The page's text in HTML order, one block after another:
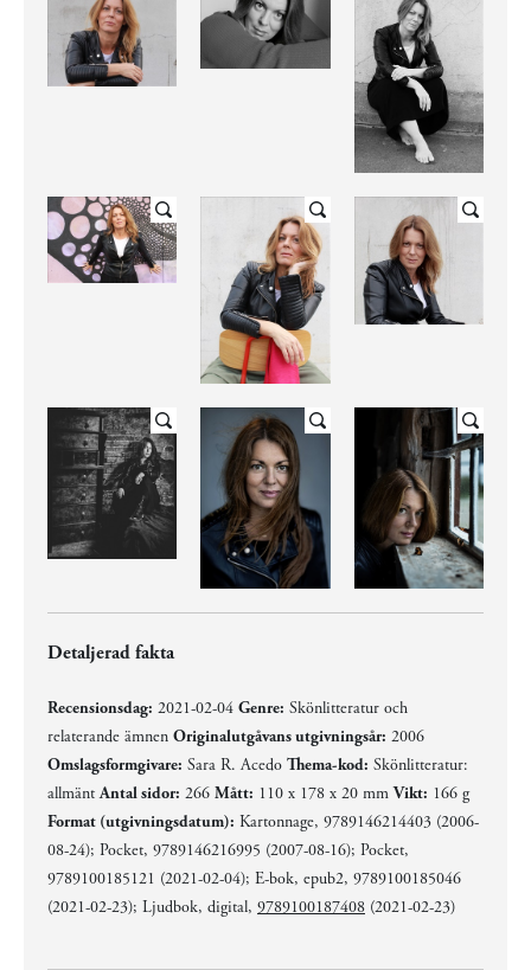
Detaljerad fakta
Recensionsdag: 2021-02-04 Genre: Skönlitteratur och
relaterande ämnen Originalutgåvans utgivningsår: 2006
Omslagsformgivare: Sara R. Acedo Thema-kod: Skönlitteratur:
allmäntAntal sidor: 266 Mått: 110 x 178 x 20 mmVikt: 166 g
Format (utgivningsdatum): Kartonnage, 9789146214403 (2006-
08-24); Pocket, 9789146216995 (2007-08-16); Pocket,
9789100185121 (2021-02-04); E-bok, epub2, 9789100185046
(2021-02-23); Ljudbok, digital, 9789100187408 (2021-02-23)